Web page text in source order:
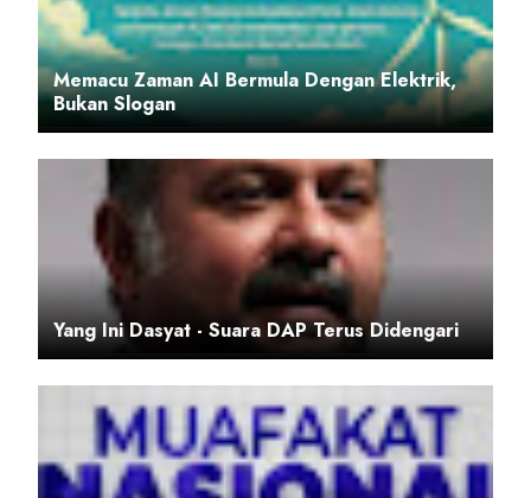
Memacu Zaman AI Bermula Dengan Elektrik,
Bukan Slogan
Yang Ini Dasyat - Suara DAP Terus Didengari